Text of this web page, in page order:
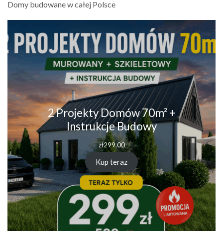
Domy budowane w całej Polsce
2 Projekty Domów 70m² +
Instrukcje Budowy
zł299.00
Kup teraz